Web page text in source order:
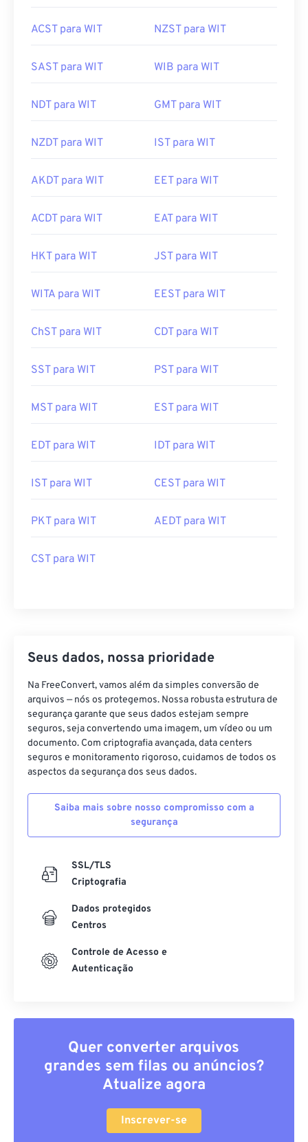
ACST para WIT NZST para WIT
SAST para WIT WIB para WIT
NDT para WIT GMT para WIT
NZDT para WIT IST para WIT
AKDT para WIT EET para WIT
ACDT para WIT EAT para WIT
HKT para WIT JST para WIT
WITA para WIT EEST para WIT
ChST para WIT CDT para WIT
SST para WIT PST para WIT
MST para WIT EST para WIT
EDT para WIT IDT para WIT
IST para WIT CEST para WIT
PKT para WIT AEDT para WIT
CST para WIT
Seus dados, nossa prioridade
Na FreeConvert, vamos além da simples conversão de
arquivos — nós os protegemos. Nossa robusta estrutura de
segurança garante que seus dados estejam sempre
seguros, seja convertendo uma imagem, um vídeo ou um
documento. Com criptografia avançada, data centers
seguros e monitoramento rigoroso, cuidamos de todos os
aspectos da segurança dos seus dados.
Saiba mais sobre nosso compromisso com a
segurança
SSL/TLS
Criptografia
Dados protegidos
Centros
Controle de Acesso e
Autenticação
Quer converter arquivos
grandes sem filas ou anúncios?
Atualize agora
Inscrever-se